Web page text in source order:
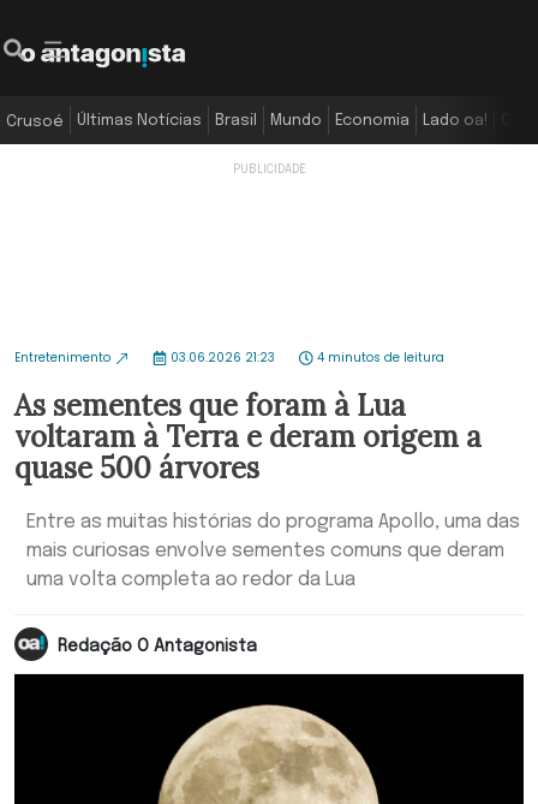
Crusoé Últimas Notícias Brasil Mundo Economia Lado oa!
Entretenimento 03.06.2026 21:23 4 minutos de leitura
As sementes que foram à Lua
voltaram à Terra e deram origem a
quase 500 árvores
Entre as muitas histórias do programa Apollo, uma das
mais curiosas envolve sementes comuns que deram
uma volta completa ao redor da Lua
Redação O Antagonista